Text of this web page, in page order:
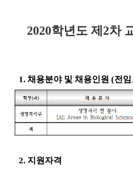
2020학년도 제 2차
1. 채용분야 및 채용인원 (전임
2. 지원자격